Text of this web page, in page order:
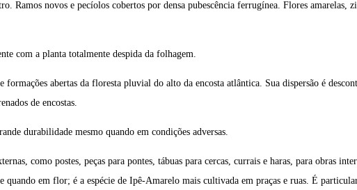
Ramos novos e pecíolos cobertos por densa pubescência ferrugínea. Flores amarelas,
com a planta totalmente despida da folhagem.
abertas da floresta pluvial do alto da encosta atlântica. Sua dispersão é
de encostas.
durabilidade mesmo quando em condições adversas.
como postes, peças para pontes, tábuas para cercas, currais e haras, para obras
em flor; é a espécie de Ipê-Amarelo mais cultivada em praças e ruas. É